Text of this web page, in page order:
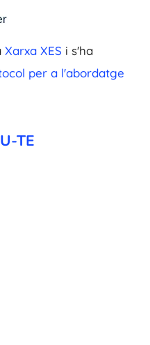
Xarxa XES i s'ha
per a l'abordatge
TE